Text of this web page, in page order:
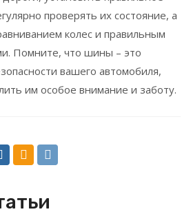
проверять их состояние, а
колес и правильным
Помните, что шины – это
вашего автомобиля,
им особое внимание и заботу.